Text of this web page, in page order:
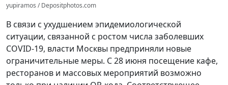
yupiramos / Depositphotos.com
В связи с ухудшением эпидемиологической
ситуации, связанной с ростом числа заболевших
COVID-19, власти Москвы предприняли новые
ограничительные меры. С 28 июня посещение кафе,
ресторанов и массовых мероприятий возможно